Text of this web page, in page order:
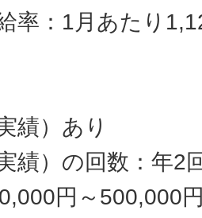
率：1月あたり
績）あり
績）の回数：年2
円～500,000